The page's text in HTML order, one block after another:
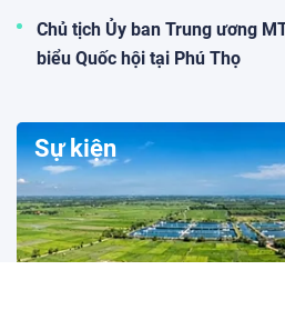
Chủ tịch Ủy ban Trung ương
biểu Quốc hội tại Phú Thọ
Sự kiện